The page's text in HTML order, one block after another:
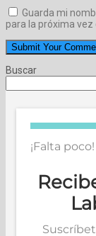
Guarda mi
para la próxima vez
Buscar